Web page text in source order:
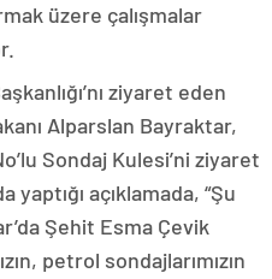
üzere çalışmalar
ziyaret eden
Alparslan Bayraktar,
Sondaj Kulesi’ni ziyaret
açıklamada, “Şu
Şehit Esma Çevik
petrol sondajlarımızın